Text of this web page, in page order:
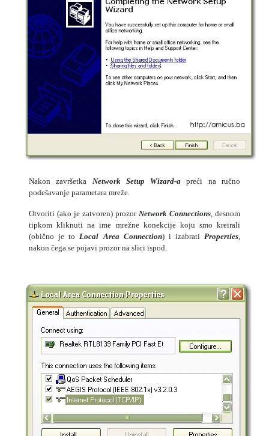
Nakon završetka Network Setup Wizard-a preći na ručno
podešavanje parametara mreže.
Otvoriti (ako je zatvoren) prozor Network Connections , desnom
tipkom kliknuti na ime mrežne konekcije koju smo kreirali
(obično je to Local Area Connection) i izabrati Properties
nakon čega se pojavi prozor na slici ispod.